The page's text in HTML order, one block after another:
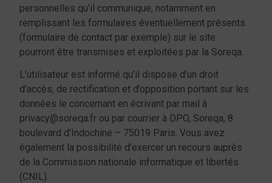
personnelles qu’il communique, notamment en
remplissant les formulaires éventuellement présents
(formulaire de contact par exemple) sur le site
pourront être transmises et exploitées par la Soreqa.
L’utilisateur est informé qu’il dispose d’un droit
d’accès, de rectification et d’opposition portant sur les
données le concernant en écrivant par mail à
privacy@soreqa.fr ou par courrier à DPO, Soreqa, 8
boulevard d’Indochine – 75019 Paris. Vous avez
également la possibilité d’exercer un recours auprès
de la Commission nationale informatique et libertés
(CNIL).